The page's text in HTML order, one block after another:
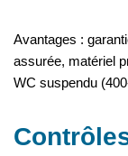
Avantages :
assurée, matériel
WC suspendu